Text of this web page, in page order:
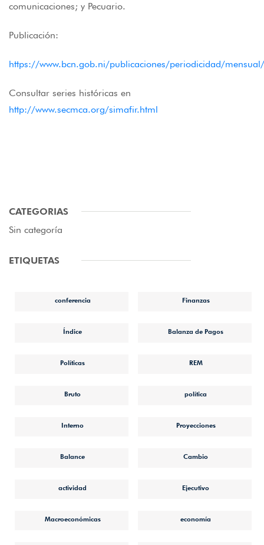
comunicaciones; y Pecuario.
Publicación:
https://www.bcn.gob.ni/publicaciones/periodicidad/
Consultar series históricas en
http://www.secmca.org/simafir.html
CATEGORIAS
Sin categoría
ETIQUETAS
conferencia Finanzas
Índice Balanza de Pagos
Políticas REM
Bruto política
Interno Proyecciones
Balance Cambio
actividad Ejecutivo
Macroeconómicas economía